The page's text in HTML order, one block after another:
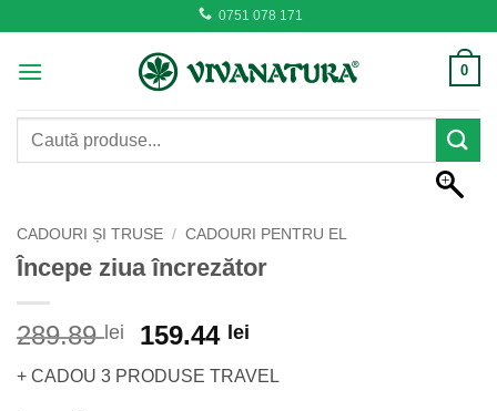
content
0751 078 171
0
Caută
CADOURI ȘI TRUSE / CADOURI PENTRU EL
Începe ziua încrezător
289.89lei
Prețul
a
159.44 lei
este:
+ CADOU 3 PRODUSE TRAVEL